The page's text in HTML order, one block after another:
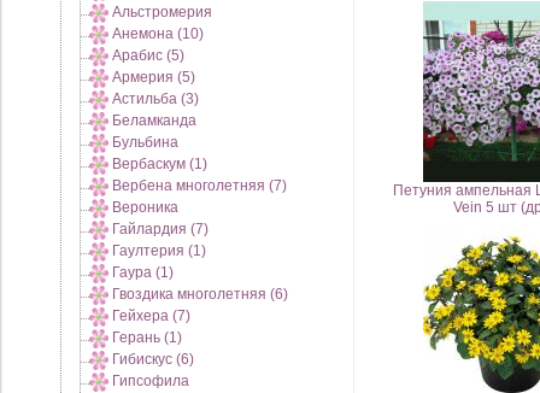
Альстромерия
Анемона (10)
Арабис (5)
Армерия (5)
Астильба (3)
Беламканда
Бульбина
Вербаскум (1)
Вербена многолетняя (7)
Вероника
Гайлардия (7)
Гаултерия (1)
Гаура (1)
Гвоздика многолетняя (6)
Гейхера (7)
Герань (1)
Гибискус (6)
Гипсофила
Петуния ампельная
Vein 5 шт